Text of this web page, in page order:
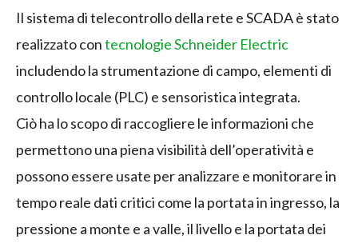
Il sistema di telecontrollo della rete e SCADA è stato
realizzato contecnologie Schneider Electric
includendo la strumentazione di campo, elementi di
controllo locale (PLC) e sensoristica integrata.
Ciò ha lo scopo di raccogliere le informazioni che
permettono una piena visibilità dell’operatività e
possono essere usate per analizzare e monitorare in
tempo reale dati critici come la portata in ingresso, la
pressione a monte e a valle, il livello e la portata dei